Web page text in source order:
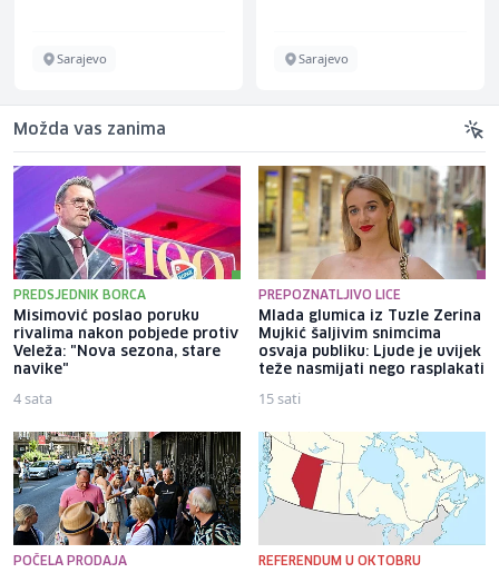
Sarajevo Sarajevo
Možda vas zanima
PREDSJEDNIK BORCA
Misimović poslao poruku
rivalima nakon pobjede protiv
Veleža: "Nova sezona, stare
navike"
4 sata
PREPOZNATLJIVO LICE
Mlada glumica iz Tuzle Zerina
Mujkić šaljivim snimcima
osvaja publiku: Ljude je uvijek
teže nasmijati nego rasplakati
15 sati
POČELA PRODAJA REFERENDUM U OKTOBRU